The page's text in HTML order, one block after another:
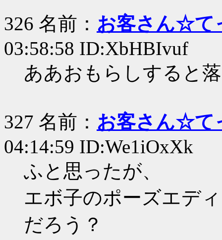
326 名前： お客さん☆て
03:58:58 ID:XbHBIvuf
ああおもらしすると
327 名前： お客さん☆て
04:14:59 ID:We1iOxXk
ふと思ったが、
エボ子のポーズエデ
だろう？